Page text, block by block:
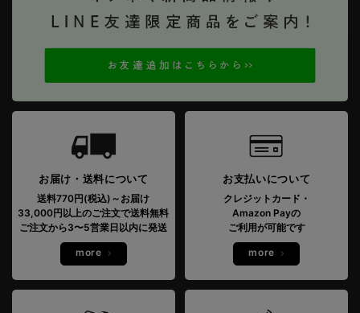
お届け・送料について
送料770円(税込)～お届け
33,000円以上のご注文で送料無料
ご注文から3〜5営業日以内に発送
more
お支払いについて
クレジットカード・
Amazon Payの
ご利用が可能です
more